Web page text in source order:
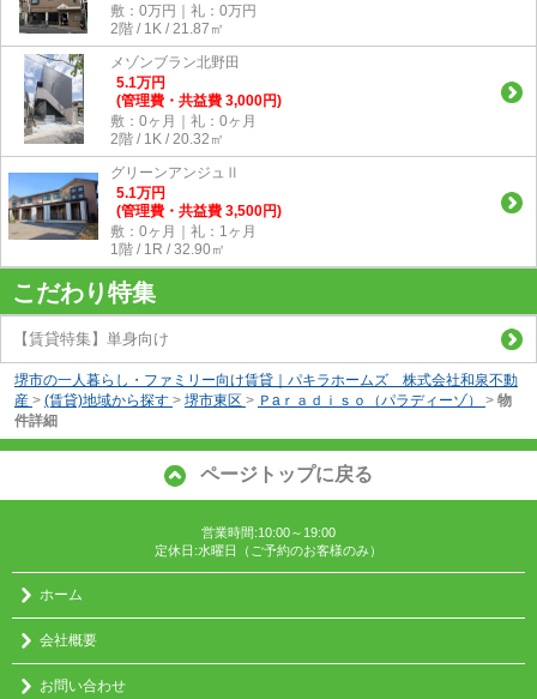
敷：0万円｜礼：0万円
2階 / 1K / 21.87㎡
メゾンブラン北野田
5.1万円
(管理費・共益費 3,000円)
敷：0ヶ月｜礼：0ヶ月
2階 / 1K / 20.32㎡
グリーンアンジュⅡ
5.1万円
(管理費・共益費 3,500円)
敷：0ヶ月｜礼：1ヶ月
1階 / 1R / 32.90㎡
こだわり特集
【賃貸特集】単身向け
堺市の一人暮らし・ファミリー向け賃貸｜パキラホームズ 株式会社和泉不動
産 > (賃貸)地域から探す > 堺市東区 > Ｐaｒａｄｉｓｏ（パラディーゾ） > 物
件詳細
ページトップに戻る
営業時間:10:00～19:00
定休日:水曜日（ご予約のお客様のみ）
ホーム
会社概要
お問い合わせ